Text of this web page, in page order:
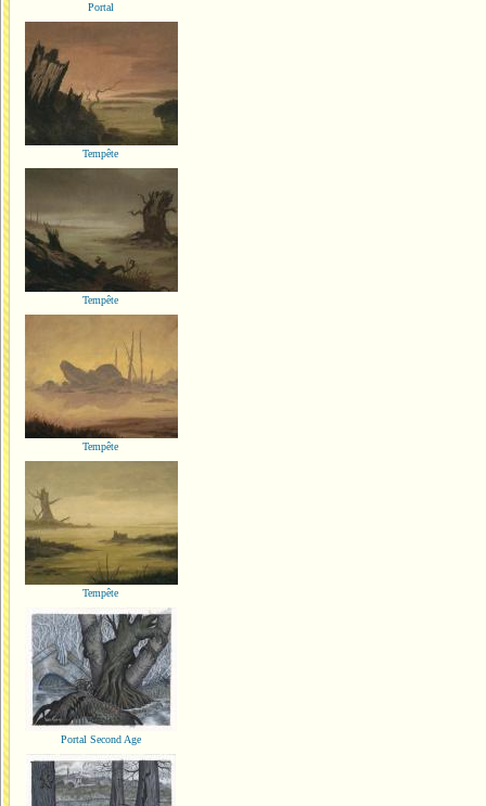
Portal
Tempête
Tempête
Tempête
Tempête
Portal Second Age